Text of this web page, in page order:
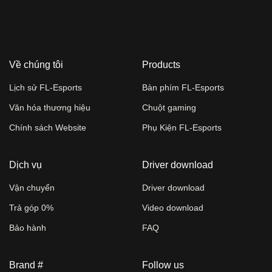
Về chúng tôi
Lịch sử FL-Esports
Văn hóa thương hiệu
Chính sách Website
Products
Bàn phím FL-Esports
Chuột gaming
Phụ Kiện FL-Esports
Dịch vụ
Vận chuyển
Trả góp 0%
Bảo hành
Driver download
Driver download
Video download
FAQ
Brand # Follow us